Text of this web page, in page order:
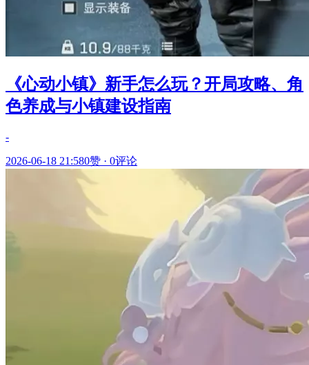
《心动小镇》新手怎么玩？开局攻略、角
色养成与小镇建设指南
-
2026-06-18 21:580赞 · 0评论